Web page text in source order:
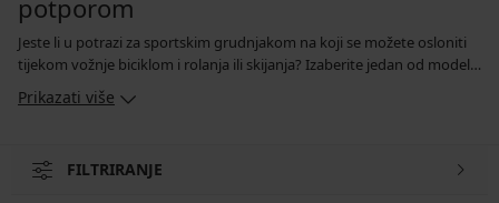
potporom
Jeste li u potrazi za sportskim grudnjakom na koji se možete osloniti
tijekom vožnje biciklom i rolanja ili skijanja? Izaberite jedan od modela
koji nude srednju podršku za vaše poprsje. Ovi grudnjaci drže grudi uz
tijelo i zahvaljujući posebnom kroju optimalno raspoređuju svoju
svoje tijelo.
Prikazati više
FILTRIRANJE